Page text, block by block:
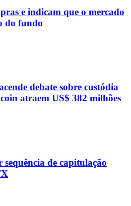
e indicam que o mercado
do fundo
debate sobre custódia
atraem US$ 382 milhões
de capitulação